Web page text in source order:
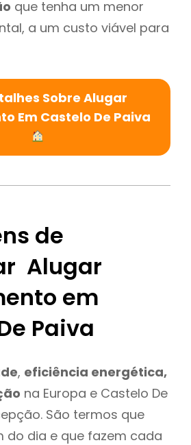
que tenha um menor
a um custo viável para
Sobre Alugar
Em Castelo De Paiva
de
Alugar
em
Paiva
, eficiência energética,
na Europa e Castelo De
São termos que
do dia e que fazem cada